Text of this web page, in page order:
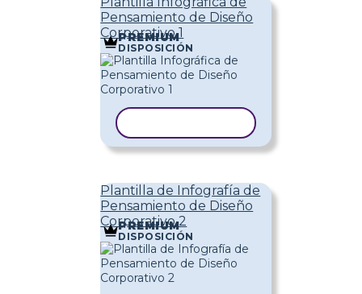
Pensamiento de Diseño
Corporativo 1
PREMIUM
DISPOSICIÓN
Plantilla de Infografía de
Pensamiento de Diseño
Corporativo 2
PREMIUM
DISPOSICIÓN